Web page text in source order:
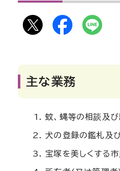
主な業務
蚊、蝿等の相談及び
犬の登録の鑑札及
宝塚を美しくする